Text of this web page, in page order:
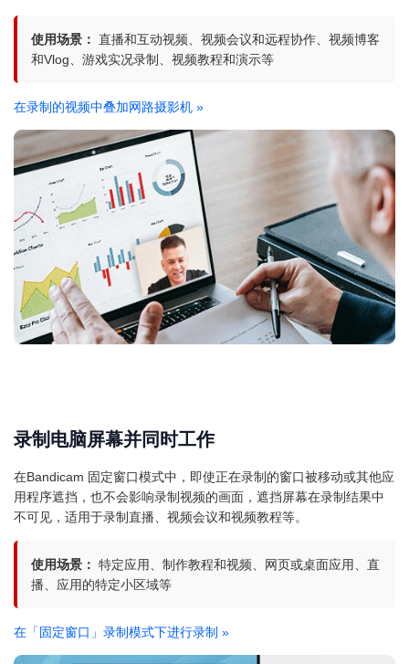
使用场景： 直播和互动视频、视频会议和远程协作、视频博客
和Vlog、游戏实况录制、视频教程和演示等
在录制的视频中叠加网路摄影机 »
录制电脑屏幕并同时工作
在Bandicam 固定窗口模式中，即使正在录制的窗口被移动或其他应
用程序遮挡，也不会影响录制视频的画面，遮挡屏幕在录制结果中
不可见，适用于录制直播、视频会议和视频教程等。
使用场景： 特定应用、制作教程和视频、网页或桌面应用、直
播、应用的特定小区域等
在「固定窗口」录制模式下进行录制 »